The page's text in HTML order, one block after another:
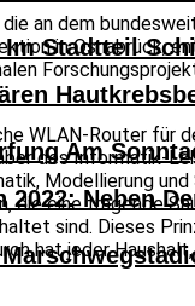
2022: Neben
Stadtteil
Am
an dem
in Osnabrück,
WLAN-Router für
des Informatik-
Modellierung
eine tragende
sind. Dieses
hat jeder